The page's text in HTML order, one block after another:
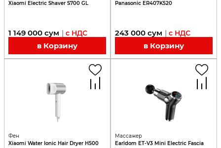
Xiaomi Electric Shaver S700 GL
1 149 000 сум | с НДС
в Корзину
Panasonic ER407K520
243 000 сум | с НДС
в Корзину
Фен
Xiaomi Water Ionic Hair Dryer H500
Массажер
Earldom ET-V3 Mini Electric Fascia